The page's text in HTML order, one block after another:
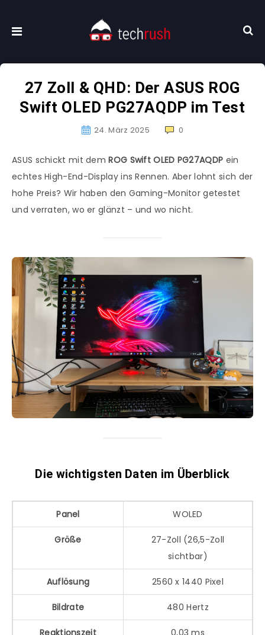
27 Zoll & QHD: Der ASUS ROG
Swift OLED PG27AQDP im Test
24. März 2025 0
ASUS schickt mit demROG Swift OLED PG27AQDP ein
echtes High-End-Display ins Rennen. Aber lohnt sich der
hohe Preis? Wir haben den Gaming-Monitor getestet
und verraten, wo er glänzt – und wo nicht.
Die wichtigsten Daten im Überblick
Panel WOLED
Größe
27-Zoll (26,5-Zoll
sichtbar)
Auflösung 2560 x 1440 Pixel
Bildrate 480 Hertz